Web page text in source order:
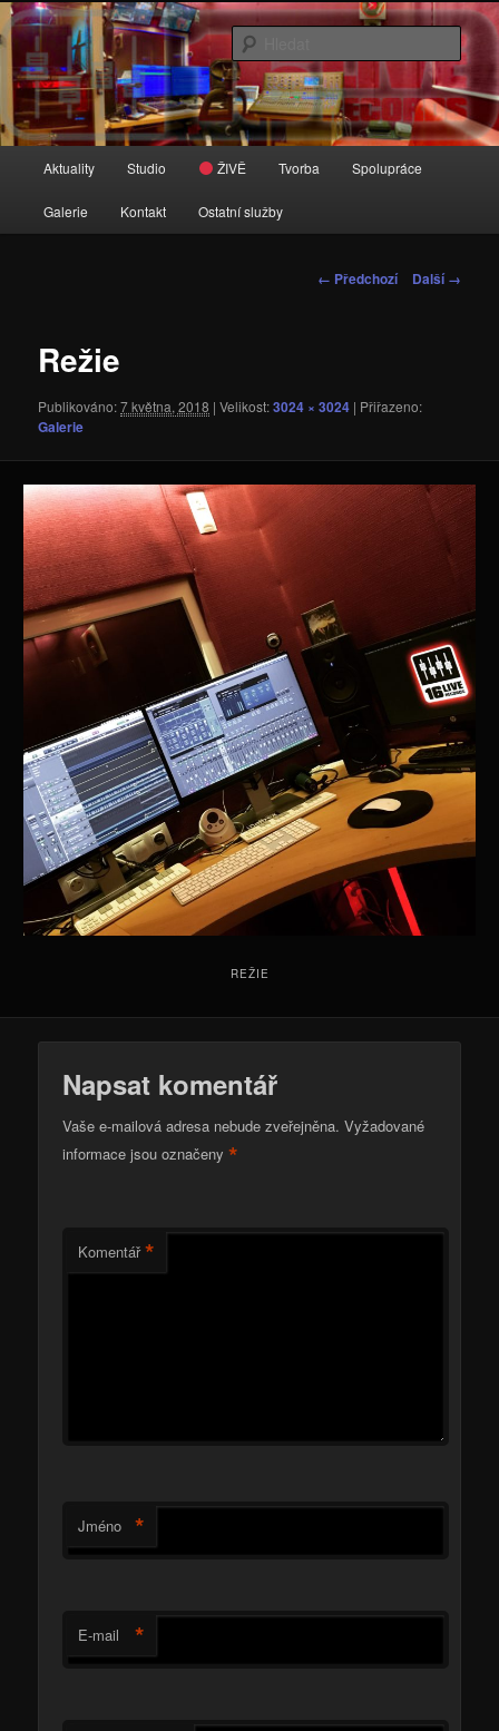
Přejít
k
hlavnímu
obsahu
webu 16 Live Records
Zvuk je tady doma
navigační
Aktuality Studio ŽIVĚ Tvorba Spolupráce
Galerie Kontakt Ostatní služby
Navigace
← Předchozí Další →
Režie
Publikováno:7 května, 2018 | Velikost:3024 × 3024 | Přiřazeno:
Galerie
REŽIE
Napsat komentář
Vaše e-mailová adresa nebude zveřejněna. Vyžadované
informace jsou označeny*
Komentář *
Jméno *
E-mail *